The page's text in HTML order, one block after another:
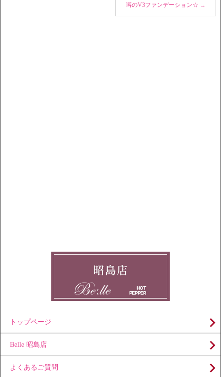
噂のV3ファンデーション☆ →
トップページ
Belle 昭島店
よくあるご質問